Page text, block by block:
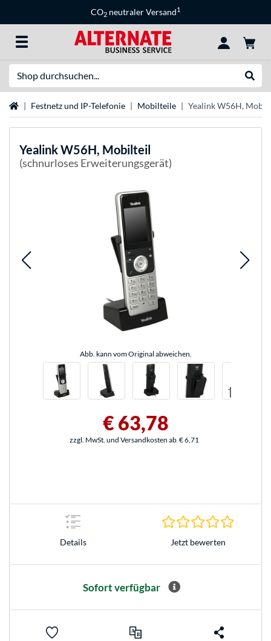
CO2 neutraler Versand1
StartseiteFestnetz und IP-Telefonie Mobilteile Yealink W56H,
YealinkW56H, Mobilteil
(schnurloses Erweiterungsgerät)
Abb. kann vom Original abweichen.
€ 63,78
zzgl. MwSt. und Versandkosten ab € 6,71
Details Jetzt bewerten
Sofort verfügbar